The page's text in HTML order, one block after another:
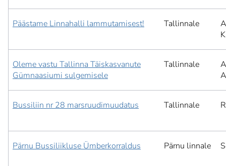
Päästame Linnahalli lammutamisest! Tallinnale
Oleme vastu Tallinna Täiskasvanute
Gümnaasiumi sulgemisele
Tallinnale
Bussiliin nr 28 marsruudimuudatus Tallinnale
Pärnu Bussiliikluse Ümberkorraldus Pärnu linnale